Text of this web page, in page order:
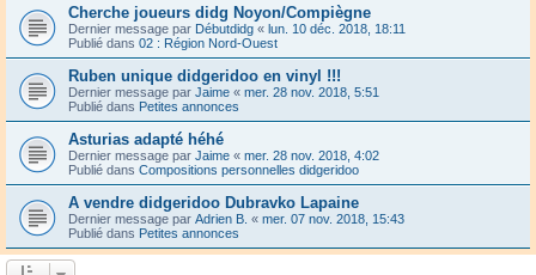
Cherche joueurs didg Noyon/Compiègne
Dernier message par Débutdidg « lun. 10 déc. 2018, 18:11
Publié dans 02 : Région Nord-Ouest
Ruben unique didgeridoo en vinyl !!!
Dernier message par Jaime « mer. 28 nov. 2018, 5:51
Publié dans Petites annonces
Asturias adapté héhé
Dernier message par Jaime « mer. 28 nov. 2018, 4:02
Publié dans Compositions personnelles didgeridoo
A vendre didgeridoo Dubravko Lapaine
Dernier message par Adrien B. « mer. 07 nov. 2018, 15:43
Publié dans Petites annonces